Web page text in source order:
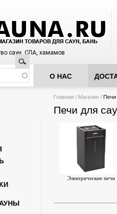
саун, СПА, хамамов
О НАС
Вы здесь
Главная / Магазин / Печи
Печи для
Электрические печи